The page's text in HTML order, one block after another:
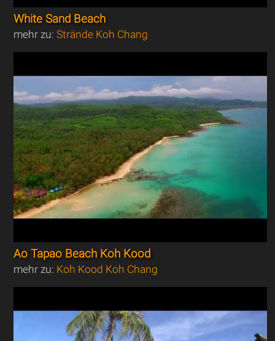
White Sand Beach
mehr zu:Strände Koh Chang
Ao Tapao Beach Koh Kood
mehr zu: Koh Kood Koh Chang